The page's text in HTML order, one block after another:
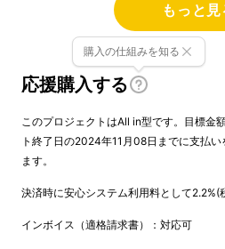
2021年、 日本農業遺産 に
らで作られた干し大根を契
れ、丁寧に漬込みを行い、
す。
「わにつかおろし」と呼ば
燥した冷風が、大根を乾燥
もっと見
応援購入する
購入の仕組みを知る
このプロジェクトはAll in型です。目標金
ト終了日の2024年11月08日までに支払
ます。
決済時に安心システム利用料として2.2%(
インボイス（適格請求書）：対応可